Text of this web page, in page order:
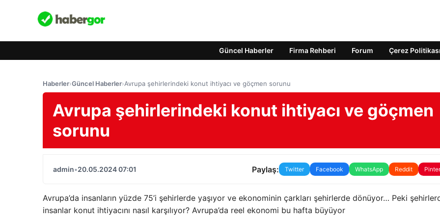
Güncel Haberler Firma Rehberi Forum Çerez
Haberler›Güncel Haberler›Avrupa şehirlerindeki konut ihtiyacı ve göçmen sorunu
Avrupa şehirlerindeki konut ihtiyacı ve göçmen
sorunu
admin•20.05.2024 07:01 Paylaş: Twitter Facebook WhatsApp Reddit
Avrupa’da insanların yüzde 75’i şehirlerde yaşıyor ve ekonominin çarkları şehirlerde dönüyor… Peki
insanlar konut ihtiyacını nasıl karşılıyor? Avrupa’da reel ekonomi bu hafta büyüyor